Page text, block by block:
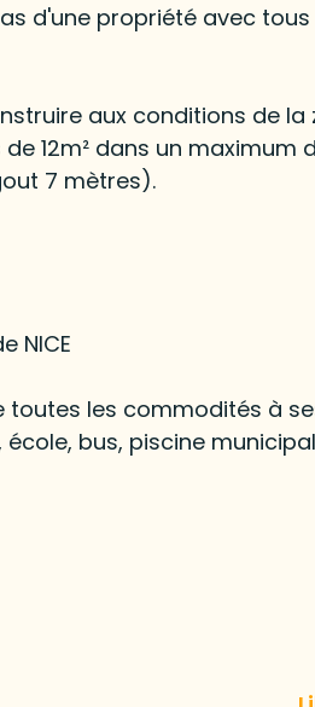
d'une propriété avec tous
aux conditions de la
12m² dans un maximum
7 mètres).
NICE
les commodités à
bus, piscine